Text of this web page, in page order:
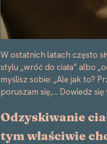
W ostatnich latach często
stylu „wróć do ciała” albo
myślisz sobie: „Ale jak to?
poruszam się,… Dowiedz się
Odzyskiwanie
tym właściwie